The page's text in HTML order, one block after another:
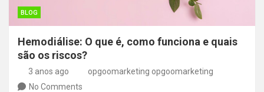
BLOG
Hemodiálise: O que é, como funciona e quais
são os riscos?
3 anos ago
opgoomarketing opgoomarketing
No Comments